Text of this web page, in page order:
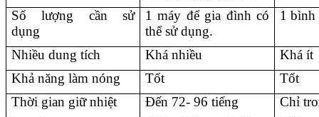
Số lượng cần sử
dụng
1 máy để gia đình có
thể sử dụng.
1
Nhiều dung tích Khá nhiều
Khá ít
Khả năng làm nóng
Tốt
Tốt
Thời gian giữ nhiệt
Đến 72- 96 tiếng
Chỉ